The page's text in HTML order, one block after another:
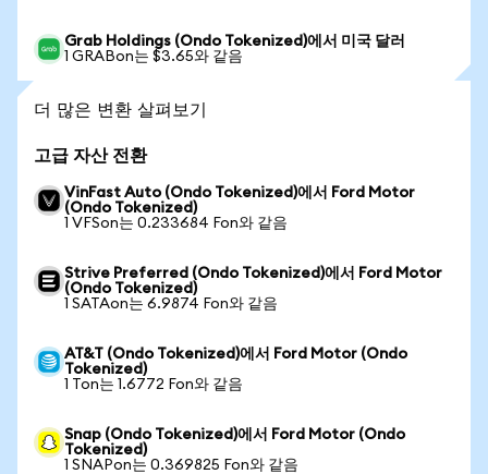
Grab Holdings (Ondo Tokenized)에서 미국 달러
1 GRABon는 $3.65와 같음
더 많은 변환 살펴보기
고급 자산 전환
VinFast Auto (Ondo Tokenized)에서 Ford Motor
(Ondo Tokenized)
1 VFSon는 0.233684 Fon와 같음
Strive Preferred (Ondo Tokenized)에서 Ford Motor
(Ondo Tokenized)
1 SATAon는 6.9874 Fon와 같음
AT&T (Ondo Tokenized)에서 Ford Motor (Ondo
Tokenized)
1 Ton는 1.6772 Fon와 같음
Snap (Ondo Tokenized)에서 Ford Motor (Ondo
Tokenized)
1 SNAPon는 0.369825 Fon와 같음